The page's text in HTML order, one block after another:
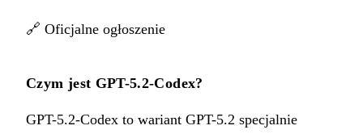
🔗 Oficjalne ogłoszenie
Czym jest GPT-5.2-Codex?
GPT-5.2-Codex to wariant GPT-5.2 specjalnie